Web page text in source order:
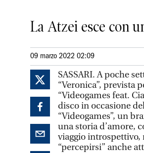
La Atzei esce con
09 marzo 2022 02:09
SASSARI. A poche
“Veronica”, prevista
“Videogames feat.
disco in occasione
“Videogames”, un
una storia d’amore,
viaggio introspettivo,
“percepirsi” anche